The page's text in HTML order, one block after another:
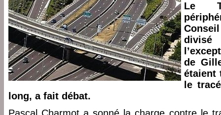
Le
de
étaient
le
long, a fait débat.